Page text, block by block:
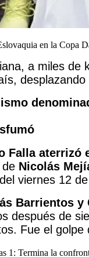
en la Copa
a miles de
aterrizó
Nicolás
viernes 12
Barrientos y
después de
Fue el
1: Termina la